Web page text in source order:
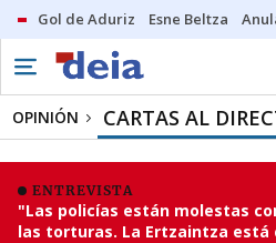
Gol de Aduriz Esne Beltza
OPINIÓN CARTAS AL
ENTREVISTA
"Las policías están molestas
las torturas. La Ertzaintza está